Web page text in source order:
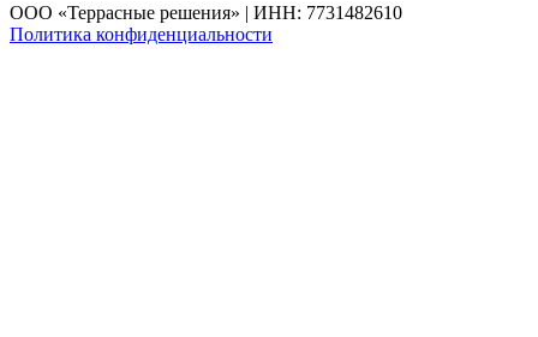
ООО «Террасные решения» | ИНН: 7731482610
Политика конфиденциальности